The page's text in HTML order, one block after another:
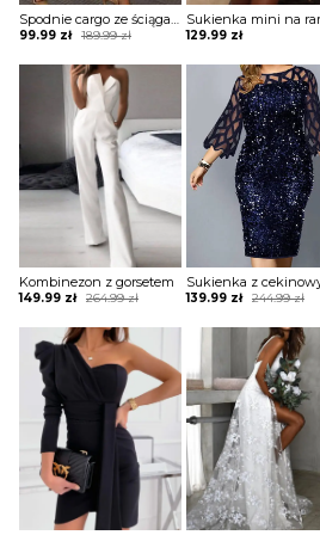
Spodnie cargo ze ściągaczami na dole
189.99zł
Original
was:
189.99 zł.
99.99 zł
Current
is:
99.99 zł.
129.99 zł
Kombinezon z gorsetem
264.99zł
Original
was:
264.99 zł.
149.99 zł
Current
is:
149.99 zł.
244.99zł
Original
was:
139.99 zł
Current